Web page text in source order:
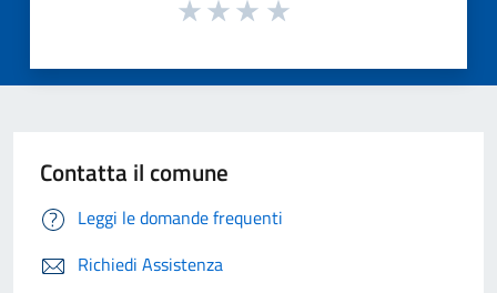
Contatta il comune
Leggi le domande frequenti
Richiedi Assistenza